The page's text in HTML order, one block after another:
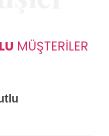
MÜŞTERILER